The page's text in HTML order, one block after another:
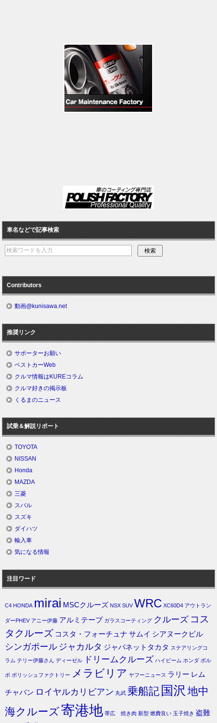
車名などで記事検索
Contributors
動画@kunisawa.net
推奨リンク
サポーターお願い
ベストカーWeb
クルマ情報はKUREコラム
クルマ好きの掲示板
くるまのニュース
試乗＆解説リポート
TOYOTA
NISSAN
Honda
MAZDA
三菱
スバル
スズキ
ダイハツ
輸入車
気になる情報
注目ワード
C4 HONDA mirai MSCクルーズ NSX SUV WRC XC60D4 アウトラン
ダーPHEV アニー伊藤 アルミテープ ガラスコーティング クルーズ コス
タクルーズ コスタ・フォーチュナ サムイ シアヌークビル
シンガポール ジャカルタ ジャパネットタカタ ステアリングコ
ラム テリー伊藤さん ディーゼル ドリームクルーズ ハイビーム ホンダ ボル
ボ ポリッシュファクトリー メラビリア ヤフーニュース ラリー レム
チャバン ロイヤルカリビアン 丸武 乗船記 国沢 地中
海クルーズ寄港地 帯広 焼き肉 新型 燃費良い 玉子焼き 盗難